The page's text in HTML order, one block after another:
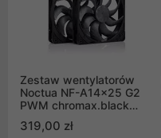
Zestaw wentylatorów
Noctua NF-A14x25 G2
PWM chromax.black
Push Pull (2szt)
319,00 zł